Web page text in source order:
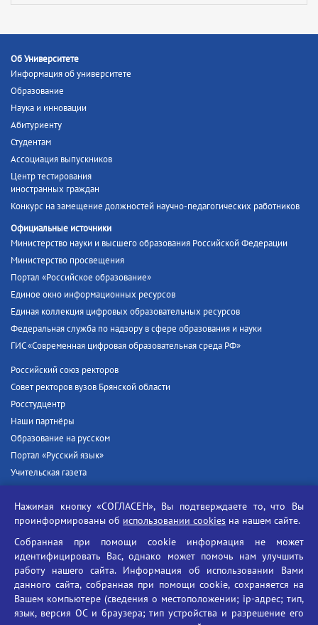
Об Университете
Информация об университете
Образование
Наука и инновации
Абитуриенту
Студентам
Ассоциация выпускников
Центр тестирования
иностранных граждан
Конкурс на замещение должностей научно-педагогических работников
Официальные источники
Министерство науки и высшего образования Российской Федерации
Министерство просвещения
Портал «Российское образование»
Единое окно информационных ресурсов
Единая коллекция цифровых образовательных ресурсов
Федеральная служба по надзору в сфере образования и науки
ГИС «Современная цифровая образовательная среда РФ»
Российский союз ректоров
Совет ректоров вузов Брянской области
Росстудцентр
Наши партнёры
Образование на русском
Портал «Русский язык»
Учительская газета
Единый портал государственных услуг
Противодействие угрозам информационной безопасности
Социальные ролики - Генеральная прокуратура РФ
Противодействие коррупции
БГУ против наркотиков
Нажимая кнопку «СОГЛАСЕН», Вы подтверждаете то, что Вы
проинформированы об использовании cookies на нашем сайте.
Собранная при помощи cookie информация не может
идентифицировать Вас, однако может помочь нам улучшить
работу нашего сайта. Информация об использовании Вами
данного сайта, собранная при помощи cookie, сохраняется на
Вашем компьютере (сведения о местоположении; ip-адрес; тип,
язык, версия ОС и браузера; тип устройства и разрешение его